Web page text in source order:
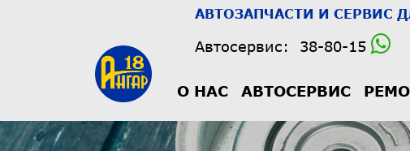
АВТОЗАПЧАСТИ И СЕРВИС
Автосервис: 38-80-15
О НАС АВТОСЕРВИС